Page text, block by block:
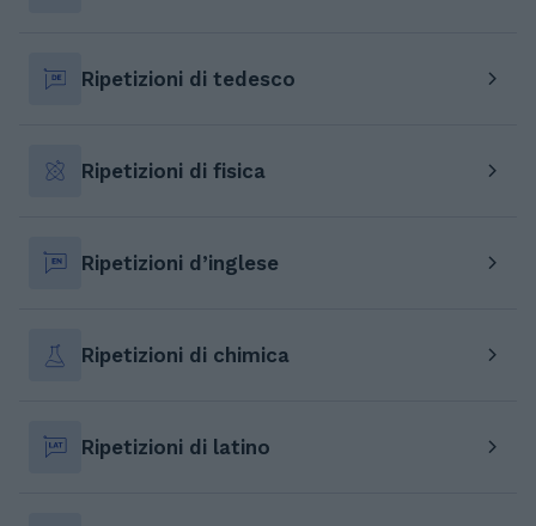
Ripetizioni di tedesco
Ripetizioni di fisica
Ripetizioni d’inglese
Ripetizioni di chimica
Ripetizioni di latino